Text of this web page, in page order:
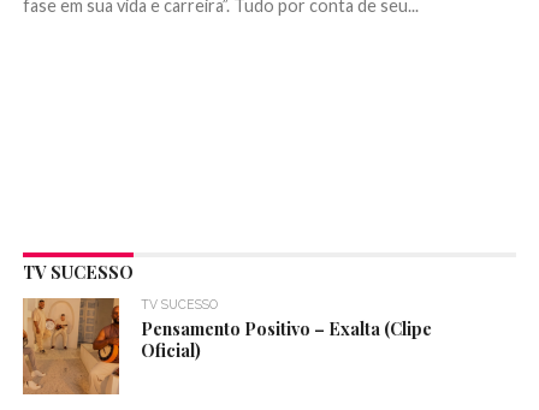
fase em sua vida e carreira”. Tudo por conta de seu...
TV SUCESSO
TV SUCESSO
Pensamento Positivo – Exalta (Clipe
Oficial)